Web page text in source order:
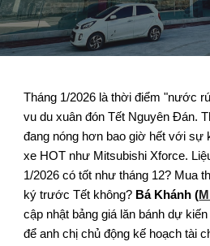
Tháng 1/2026 là thời điểm "nước
vu du xuân đón Tết Nguyên Đán.
đang nóng hơn bao giờ hết với sự
xe HOT như Mitsubishi Xforce.
1/2026 có tốt như tháng 12? Mua
ký trước Tết không? Bá Khánh (
cập nhật bảng giá lăn bánh dự
để anh chị chủ động kế hoạch tài